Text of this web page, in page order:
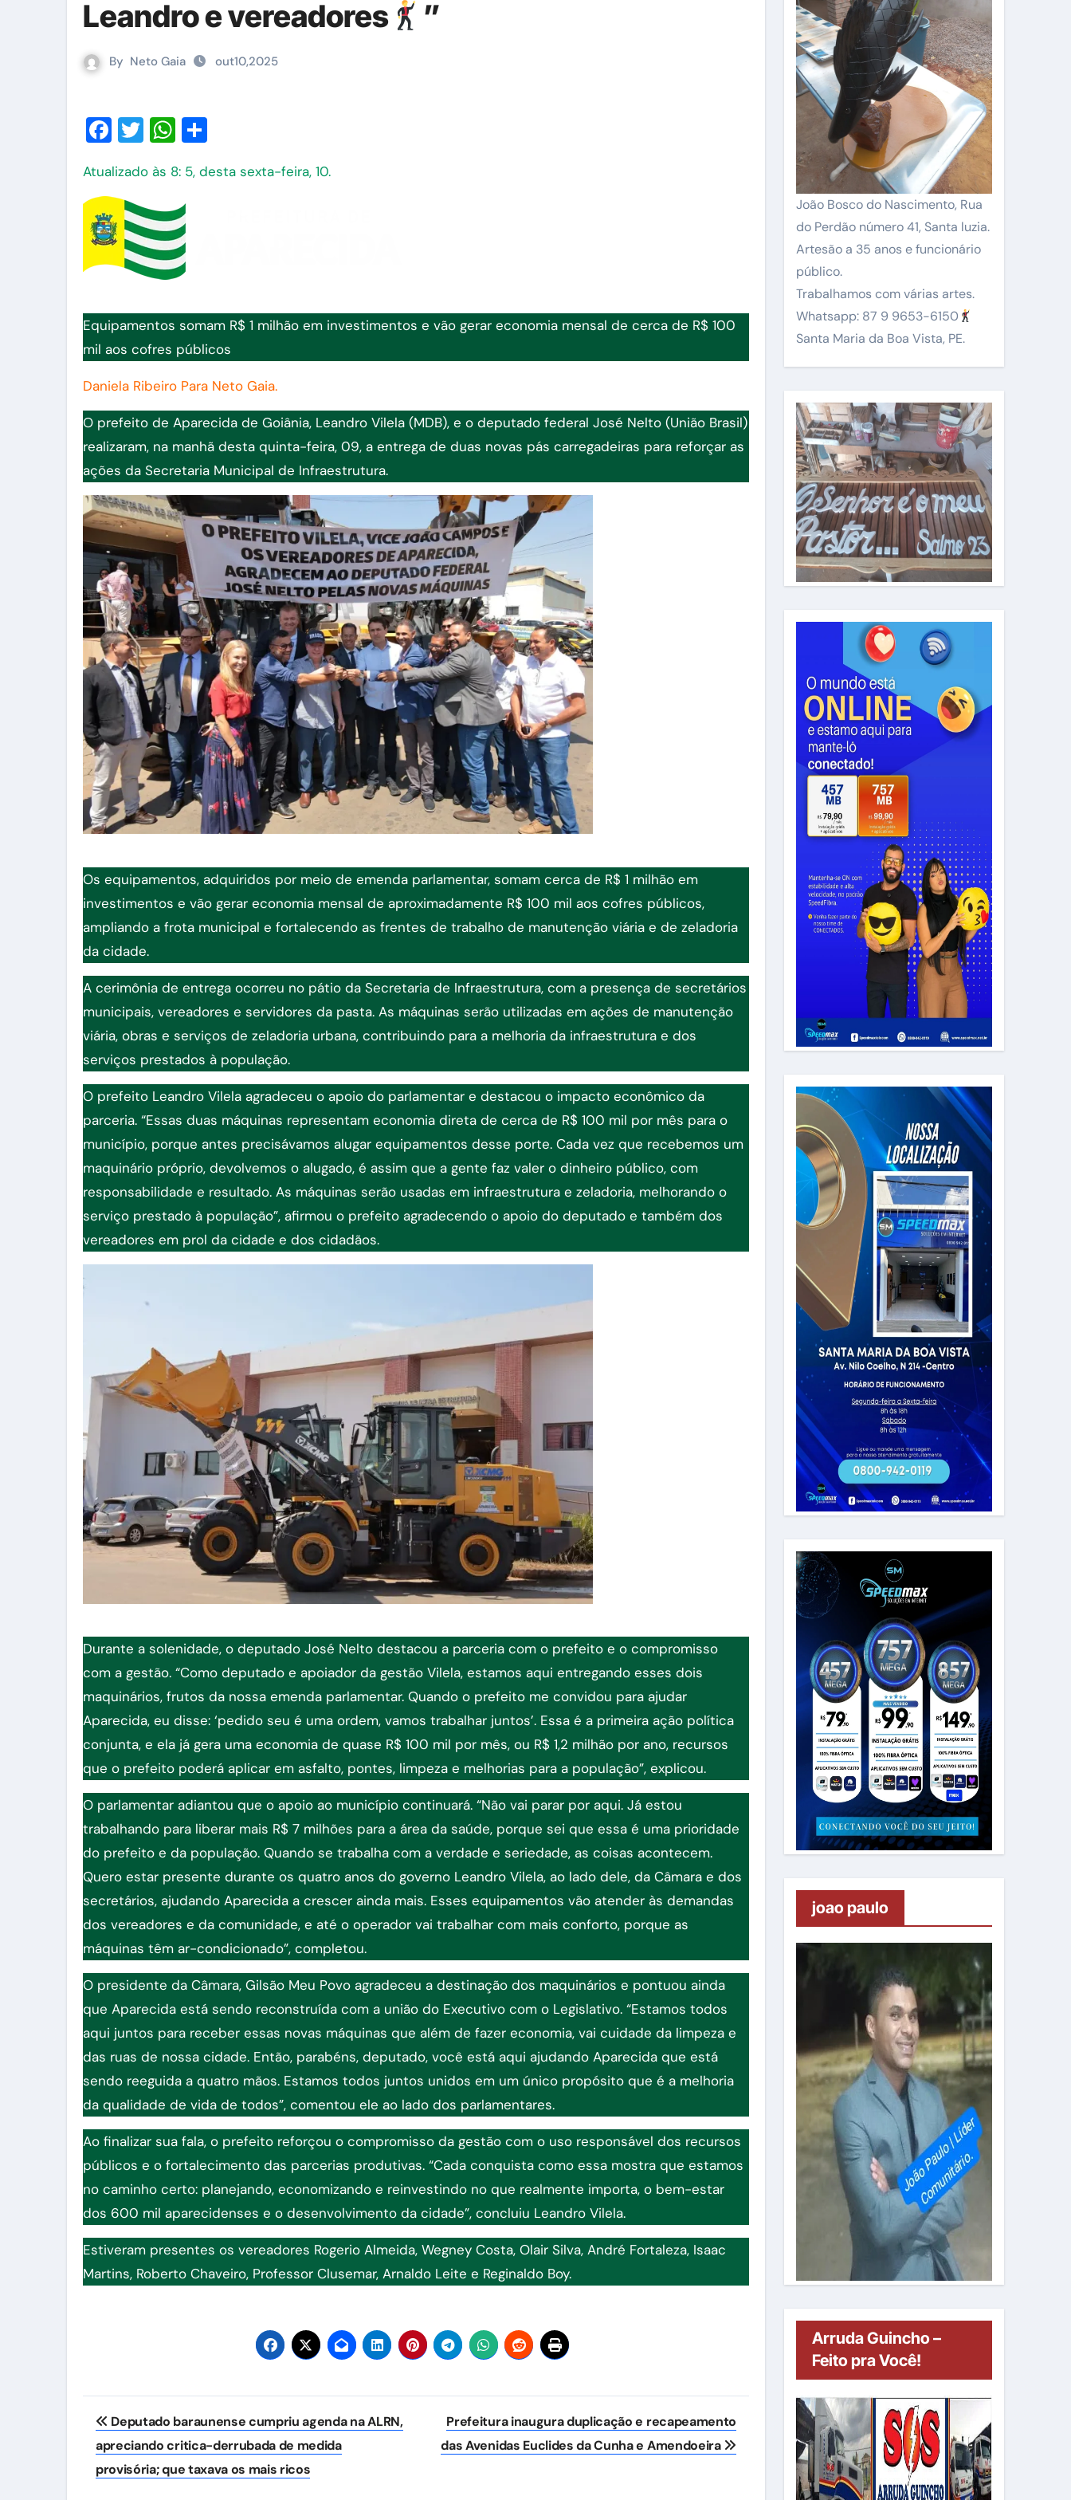
Leandro e vereadores ”
By Neto Gaia out10,2025
Facebook
TwitterWhatsApp
Atualizado às 8: 5, desta sexta-feira, 10.
Equipamentos somam R$ 1 milhão em investimentos e vão gerar economia mensal de cerca de R$ 100
mil aos cofres públicos
Daniela Ribeiro Para Neto Gaia.
O prefeito de Aparecida de Goiânia, Leandro Vilela (MDB), e o deputado federal José Nelto (União Brasil)
realizaram, na manhã desta quinta-feira, 09, a entrega de duas novas pás carregadeiras para reforçar as
ações da Secretaria Municipal de Infraestrutura.
Os equipamentos, adquiridos por meio de emenda parlamentar, somam cerca de R$ 1 milhão em
investimentos e vão gerar economia mensal de aproximadamente R$ 100 mil aos cofres públicos,
ampliando a frota municipal e fortalecendo as frentes de trabalho de manutenção viária e de zeladoria
da cidade.
A cerimônia de entrega ocorreu no pátio da Secretaria de Infraestrutura, com a presença de secretários
municipais, vereadores e servidores da pasta. As máquinas serão utilizadas em ações de manutenção
viária, obras e serviços de zeladoria urbana, contribuindo para a melhoria da infraestrutura e dos
serviços prestados à população.
O prefeito Leandro Vilela agradeceu o apoio do parlamentar e destacou o impacto econômico da
parceria. “Essas duas máquinas representam economia direta de cerca de R$ 100 mil por mês para o
município, porque antes precisávamos alugar equipamentos desse porte. Cada vez que recebemos um
maquinário próprio, devolvemos o alugado, é assim que a gente faz valer o dinheiro público, com
responsabilidade e resultado. As máquinas serão usadas em infraestrutura e zeladoria, melhorando o
serviço prestado à população”, afirmou o prefeito agradecendo o apoio do deputado e também dos
vereadores em prol da cidade e dos cidadãos.
Durante a solenidade, o deputado José Nelto destacou a parceria com o prefeito e o compromisso
com a gestão. “Como deputado e apoiador da gestão Vilela, estamos aqui entregando esses dois
maquinários, frutos da nossa emenda parlamentar. Quando o prefeito me convidou para ajudar
Aparecida, eu disse: ‘pedido seu é uma ordem, vamos trabalhar juntos’. Essa é a primeira ação política
conjunta, e ela já gera uma economia de quase R$ 100 mil por mês, ou R$ 1,2 milhão por ano, recursos
que o prefeito poderá aplicar em asfalto, pontes, limpeza e melhorias para a população”, explicou.
O parlamentar adiantou que o apoio ao município continuará. “Não vai parar por aqui. Já estou
trabalhando para liberar mais R$ 7 milhões para a área da saúde, porque sei que essa é uma prioridade
do prefeito e da população. Quando se trabalha com a verdade e seriedade, as coisas acontecem.
Quero estar presente durante os quatro anos do governo Leandro Vilela, ao lado dele, da Câmara e dos
secretários, ajudando Aparecida a crescer ainda mais. Esses equipamentos vão atender às demandas
dos vereadores e da comunidade, e até o operador vai trabalhar com mais conforto, porque as
máquinas têm ar-condicionado”, completou.
O presidente da Câmara, Gilsão Meu Povo agradeceu a destinação dos maquinários e pontuou ainda
que Aparecida está sendo reconstruída com a união do Executivo com o Legislativo. “Estamos todos
aqui juntos para receber essas novas máquinas que além de fazer economia, vai cuidade da limpeza e
das ruas de nossa cidade. Então, parabéns, deputado, você está aqui ajudando Aparecida que está
sendo reeguida a quatro mãos. Estamos todos juntos unidos em um único propósito que é a melhoria
da qualidade de vida de todos”, comentou ele ao lado dos parlamentares.
Ao finalizar sua fala, o prefeito reforçou o compromisso da gestão com o uso responsável dos recursos
públicos e o fortalecimento das parcerias produtivas. “Cada conquista como essa mostra que estamos
no caminho certo: planejando, economizando e reinvestindo no que realmente importa, o bem-estar
dos 600 mil aparecidenses e o desenvolvimento da cidade”, concluiu Leandro Vilela.
Estiveram presentes os vereadores Rogerio Almeida, Wegney Costa, Olair Silva, André Fortaleza, Isaac
Martins, Roberto Chaveiro, Professor Clusemar, Arnaldo Leite e Reginaldo Boy.
Navegação
de
Post
Deputado baraunense cumpriu agenda na ALRN,
apreciando critica-derrubada de medida
provisória; que taxava os mais ricos
Prefeitura inaugura duplicação e recapeamento
das Avenidas Euclides da Cunha e Amendoeira
João Bosco do Nascimento, Rua
do Perdão número 41, Santa luzia.
Artesão a 35 anos e funcionário
público.
Trabalhamos com várias artes.
Whatsapp: 87 9 9653-6150
Santa Maria da Boa Vista, PE.
joao paulo
Arruda Guincho –
Feito pra Você!